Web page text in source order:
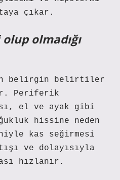
çıkar.
olmadığı
belirgin belirtiler
Periferik
el ve ayak gibi
hissine neden
kas seğirmesi
ve dolayısıyla
hızlanır.